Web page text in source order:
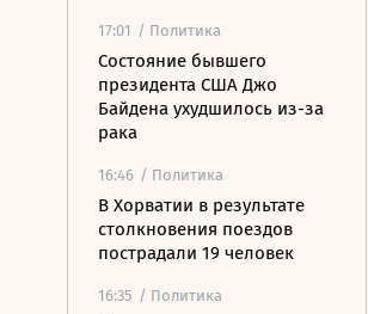
17:01 / Политика
Состояние бывшего
президента США Джо
Байдена ухудшилось из-за
рака
16:46 / Политика
В Хорватии в результате
столкновения поездов
пострадали 19 человек
16:35 / Политика